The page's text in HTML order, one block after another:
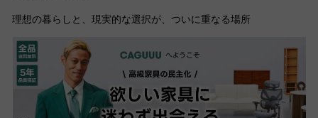
理想の暮らしと、現実的な選択が、ついに重なる場所